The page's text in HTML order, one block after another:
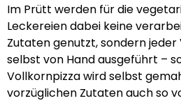
Im Prütt werden für die
Leckereien dabei keine
Zutaten genutzt, sondern
selbst von Hand ausgeführt –
Vollkornpizza wird selbst
vorzüglichen Zutaten auch so